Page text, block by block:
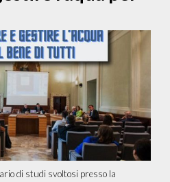
di studi svoltosi presso la